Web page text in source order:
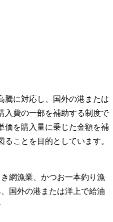
騰に対応し、国外の港または
入費の一部を補助する制度で
価を購入量に乗じた金額を補
ことを目的としています。
網漁業、かつお一本釣り漁
国外の港または洋上で給油